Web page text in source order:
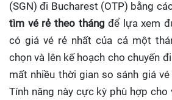
(SGN) đi Bucharest (OTP) bằng
tìm vé rẻ theo thángđể lựa xem
có giá vé rẻ nhất của cả một
chọn và lên kế hoạch cho chuyến
mất nhiều thời gian so sánh giá
Tính năng này cực kỳ phù hợp cho